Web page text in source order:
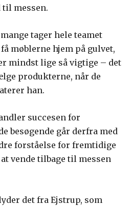
til messen.
tager hele teamet
møblerne hjem på gulvet,
mindst lige så vigtige – det
produkterne, når de
han.
succesen for
besøgende går derfra med
forståelse for fremtidige
vende tilbage til messen
det fra Ejstrup, som